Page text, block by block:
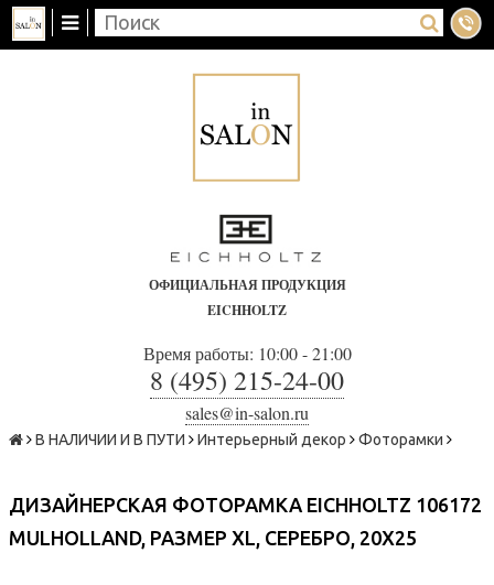
ОФИЦИАЛЬНАЯ ПРОДУКЦИЯ
EICHHOLTZ
Время работы: 10:00 - 21:00
8 (495) 215-24-00
sales@in-salon.ru
В НАЛИЧИИ И В ПУТИ Интерьерный декор Фоторамки
ДИЗАЙНЕРСКАЯ ФОТОРАМКА EICHHOLTZ 106172
MULHOLLAND, РАЗМЕР XL, СЕРЕБРО, 20X25